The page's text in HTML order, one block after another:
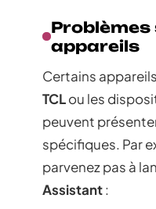
appareils
Certains
TCLou les
peuvent
spécifiques. Par
parvenez pas à
Assistant: